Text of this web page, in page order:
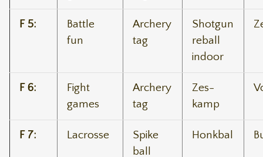
F 5:
Battle
fun
Archery
tag
Shotgun
reball
indoor
F 6:
Fight
games
Archery
tag
Zes-
kamp
F 7: Lacrosse
Spike
ball
Honkbal